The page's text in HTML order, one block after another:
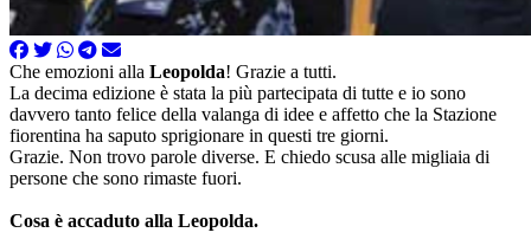
Che emozioni alla Leopolda! Grazie a tutti.
La decima edizione è stata la più partecipata di tutte e io sono
davvero tanto felice della valanga di idee e affetto che la Stazione
fiorentina ha saputo sprigionare in questi tre giorni.
Grazie. Non trovo parole diverse. E chiedo scusa alle migliaia di
persone che sono rimaste fuori.
Cosa è accaduto alla Leopolda.